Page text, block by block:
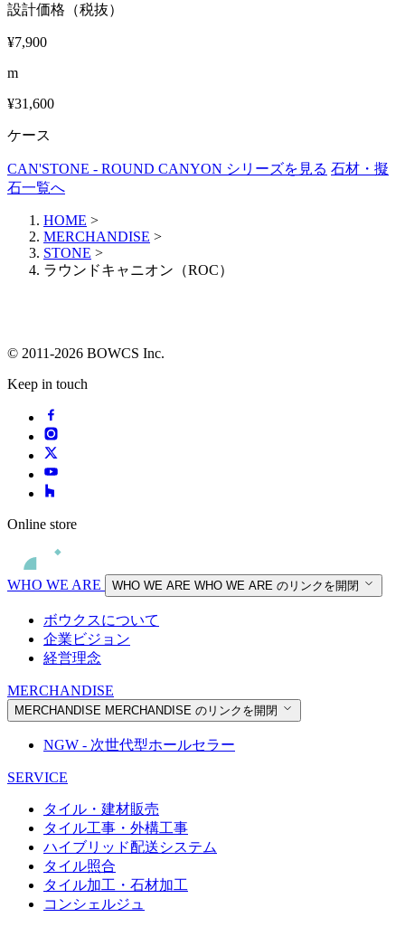
設計価格（税抜）
¥7,900
m
¥31,600
ケース
CAN'STONE - ROUND CANYON シリーズを見る 石材・擬
石一覧へ
HOME >
MERCHANDISE >
STONE >
ラウンドキャニオン（ROC）
© 2011-2026 BOWCS Inc.
Keep in touch
Online store
WHO WE ARE WHO WE ARE WHO WE ARE のリンクを開閉
ボウクスについて
企業ビジョン
経営理念
MERCHANDISE
MERCHANDISE MERCHANDISE のリンクを開閉
NGW - 次世代型ホールセラー
SERVICE
タイル・建材販売
タイル工事・外構工事
ハイブリッド配送システム
タイル照合
タイル加工・石材加工
コンシェルジュ